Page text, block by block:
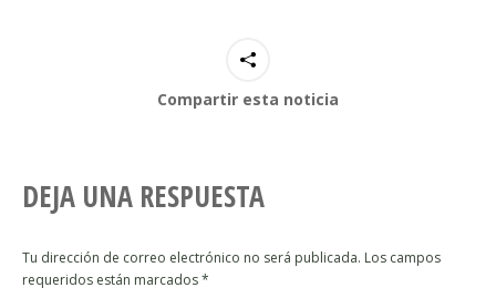
Compartir esta noticia
DEJA UNA RESPUESTA
Tu dirección de correo electrónico no será publicada. Los campos
requeridos están marcados*